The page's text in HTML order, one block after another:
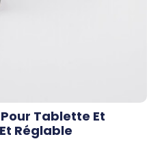
Tablette Et
Réglable